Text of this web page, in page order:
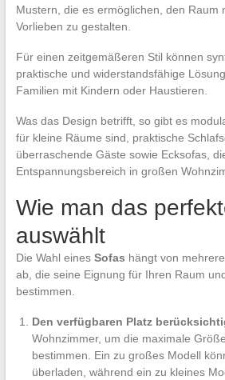
Mustern, die es ermöglichen, den Raum
Vorlieben zu gestalten.
Für einen zeitgemäßeren Stil können
praktische und widerstandsfähige
Familien mit Kindern oder Haustieren.
Was das Design betrifft, so gibt es
für kleine Räume sind, praktische
überraschende Gäste sowie Ecksofas,
Entspannungsbereich in großen
Wie man das
auswählt
Die Wahl eines Sofas hängt von
ab, die seine Eignung für Ihren Raum
bestimmen.
Den verfügbaren Platz
Wohnzimmer, um die maximale
bestimmen. Ein zu großes Modell
überladen, während ein zu kleines